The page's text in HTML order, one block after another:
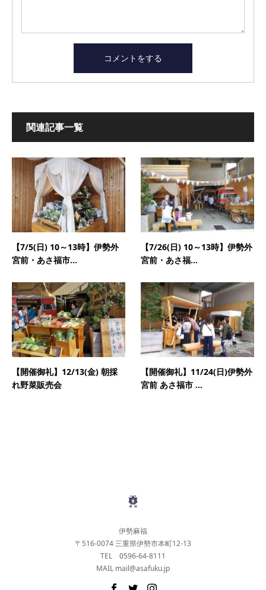
関連記事一覧
【7/5(日) 10～13時】伊勢外
宮前・あさ福市...
【7/26(日) 10～13時】伊勢外
宮前・あさ福...
【開催御礼】12/13(金) 朝採
れ野菜販売会
【開催御礼】11/24(日)伊勢外
宮前 あさ福市 ...
伊勢麻福
〒516-0074 三重県伊勢市本町12-13
TEL 0596-64-8111
MAIL mail@asafuku.jp